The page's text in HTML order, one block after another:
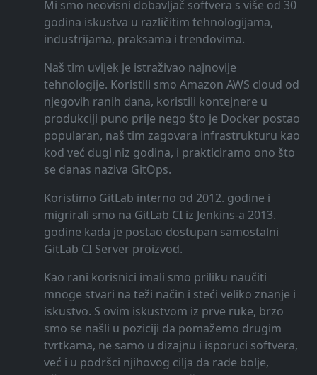
Mi smo neovisni dobavljač softvera s više od 30
godina iskustva u različitim tehnologijama,
industrijama, praksama i trendovima.
Naš tim uvijek je istraživao najnovije
tehnologije. Koristili smo Amazon AWS cloud od
njegovih ranih dana, koristili kontejnere u
produkciji puno prije nego što je Docker postao
popularan, naš tim zagovara infrastrukturu kao
kod već dugi niz godina, i prakticiramo ono što
se danas naziva GitOps.
Koristimo GitLab interno od 2012. godine i
migrirali smo na GitLab CI iz Jenkins-a 2013.
godine kada je postao dostupan samostalni
GitLab CI Server proizvod.
Kao rani korisnici imali smo priliku naučiti
mnoge stvari na teži način i steći veliko znanje i
iskustvo. S ovim iskustvom iz prve ruke, brzo
smo se našli u poziciji da pomažemo drugim
tvrtkama, ne samo u dizajnu i isporuci softvera,
već i u podršci njihovog cilja da rade bolje,